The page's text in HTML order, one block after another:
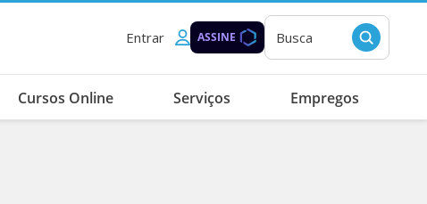
Entrar ASSINE Busca
Cursos Online Serviços Empregos